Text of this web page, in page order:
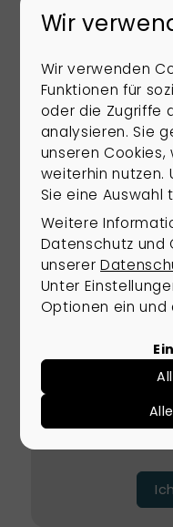
Die Gemeinde
im Landkreis
Erreichbarkeit
einer Fläche von
Einwohnern zählt
mit attraktiven
Familien,
Externe
Inhalte
Media-
Cookies
Zugriff
Wir
Wir verwenden
Funktionen für
oder die Zugriffe
analysieren. Sie
unseren Cookies,
weiterhin nutzen.
Sie eine Auswahl
Weitere
Datenschutz und
unserer
Unter
Optionen ein und